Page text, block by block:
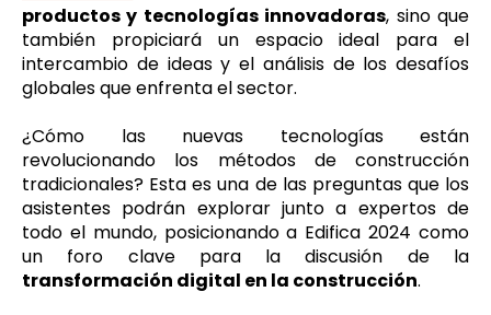
productos y tecnologías innovadoras, sino que
también propiciará un espacio ideal para el
intercambio de ideas y el análisis de los desafíos
globales que enfrenta el sector.
¿Cómo las nuevas tecnologías están
revolucionando los métodos de construcción
tradicionales? Esta es una de las preguntas que los
asistentes podrán explorar junto a expertos de
todo el mundo, posicionando a Edifica 2024 como
un foro clave para la discusión de la
transformación digital en la construcción.